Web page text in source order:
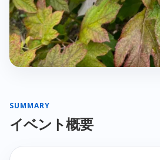
SUMMARY
イベント概要